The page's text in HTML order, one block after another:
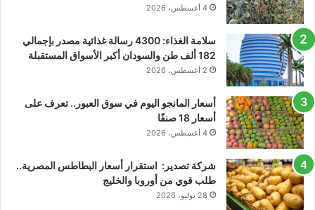
4 أغسطس، 2026
سلامة الغذاء: 4300 رسالة غذائية مصدر بإجمالي
182 ألف طن والسودان أكبر الأسواق المستقبلة
2 أغسطس، 2026
أسعار المانجو اليوم في سوق العبور.. تعرف على
أسعار 18 صنفًا
4 أغسطس، 2026
شركة تصدير: استقرار أسعار البطاطس المصرية..
طلب قوي من أوروبا والخليج
28 يوليو، 2026